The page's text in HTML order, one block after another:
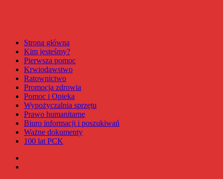
Strona główna
Kim jesteśmy?
Pierwsza pomoc
Krwiodawstwo
Ratownictwo
Promocja zdrowia
Pomoc i Opieka
Wypożyczalnia sprzętu
Prawo humanitarne
Biuro informacji i poszukiwań
Ważne dokumenty
100 lat PCK